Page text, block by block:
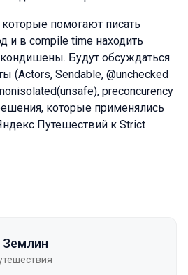
помогают писать
и в compile time находить
Будут обсуждаться
(Actors, Sendable, @unchecked
preconcurency
которые применялись
Путешествий к Strict
Землин